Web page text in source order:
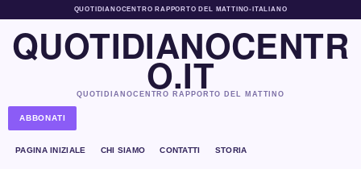
QUOTIDIANOCENTRO RAPPORTO DEL MATTINO• ITALIANO
QUOTIDIANOCENTR
O.IT
QUOTIDIANOCENTRO RAPPORTO DEL MATTINO
ABBONATI
PAGINA INIZIALE CHI SIAMO CONTATTI STORIA